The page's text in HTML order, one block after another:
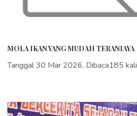
MOLA IKAN YANG MUDAH TERANIAYA
Tanggal 30 Mar 2026, Dibaca185 kali